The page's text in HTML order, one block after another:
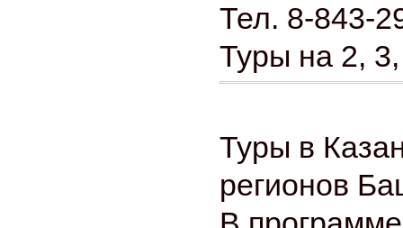
Тел. 8-843-
Туры на 2,
Туры в
регионов